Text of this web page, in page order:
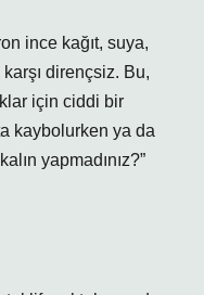
ince kağıt, suya,
dirençsiz. Bu,
için ciddi bir
kaybolurken ya da
yapmadınız?”